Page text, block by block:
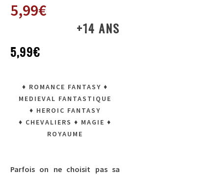
basé sur
notation
client
5,99€
+14 ANS
5,99€
♦ ROMANCE FANTASY♦
MEDIEVAL FANTASTIQUE
♦ HEROIC FANTASY
♦ CHEVALIERS ♦ MAGIE♦
ROYAUME
Parfois on ne choisit pas sa